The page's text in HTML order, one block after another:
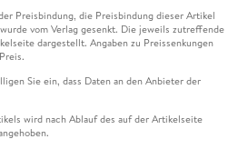
Preisbindung, die Preisbindung dieser Artikel
vom Verlag gesenkt. Die jeweils zutreffende
dargestellt. Angaben zu Preissenkungen
Sie ein, dass Daten an den Anbieter der
wird nach Ablauf des auf der Artikelseite